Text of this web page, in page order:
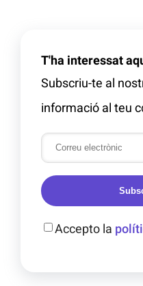
T'ha interessat
Subscriu-te al
informació al teu
Accepto la